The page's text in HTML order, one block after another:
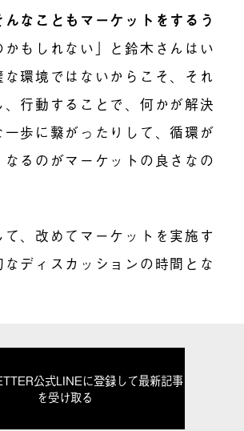
んなこともマーケットをするう
かもしれない」と鈴木さんはい
環境ではないからこそ、それ
、行動することで、何かが解決
一歩に繋がったりして、循環が
るのがマーケットの良さなの
、改めてマーケットを実施す
ディスカッションの時間とな
公式LINEに登録して最新記事
を受け取る